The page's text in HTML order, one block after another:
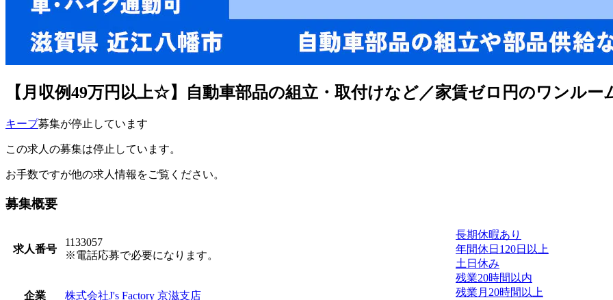
【月収例49万円以上☆】自動車部品の組立・取付けなど／家賃ゼロ円のワンルー
キープ募集が停止しています
この求人の募集は停止しています。
お手数ですが他の求人情報をご覧ください。
募集概要
求人番号
1133057
※電話応募で必要になります。
企業 株式会社J's Factory 京滋支店
長期休暇あり
年間休日120日以上
土日休み
残業20時間以内
残業月20時間以上